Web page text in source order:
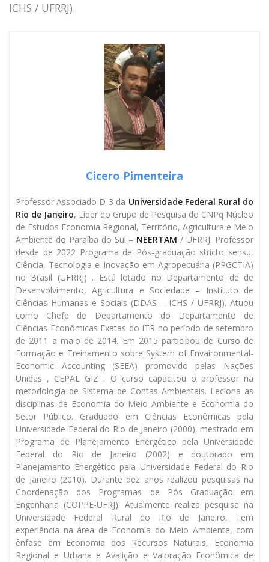
ICHS / UFRRJ).
Cicero Pimenteira
Professor Associado D-3 da Universidade Federal Rural do
Rio de Janeiro, Líder do Grupo de Pesquisa do CNPq Núcleo
de Estudos Economia Regional, Território, Agricultura e Meio
Ambiente do Paraíba do Sul – NEERTAM / UFRRJ. Professor
desde de 2022 Programa de Pós-graduação stricto sensu,
Ciência, Tecnologia e Inovação em Agropecuária (PPGCTIA)
no Brasil (UFRRJ) . Está lotado no Departamento de de
Desenvolvimento, Agricultura e Sociedade – Instituto de
Ciências Humanas e Sociais (DDAS – ICHS / UFRRJ). Atuou
como Chefe de Departamento do Departamento de
Ciências Econômicas Exatas do ITR no período de setembro
de 2011 a maio de 2014. Em 2015 participou de Curso de
Formação e Treinamento sobre System of Envaironmental-
Economic Accounting (SEEA) promovido pelas Nações
Unidas , CEPAL GIZ . O curso capacitou o professor na
metodologia de Sistema de Contas Ambientais. Leciona as
disciplinas de Economia do Meio Ambiente e Economia do
Setor Público. Graduado em Ciências Econômicas pela
Universidade Federal do Rio de Janeiro (2000), mestrado em
Programa de Planejamento Energético pela Universidade
Federal do Rio de Janeiro (2002) e doutorado em
Planejamento Energético pela Universidade Federal do Rio
de Janeiro (2010). Durante dez anos realizou pesquisas na
Coordenação dos Programas de Pós Graduação em
Engenharia (COPPE-UFRJ). Atualmente realiza pesquisa na
Universidade Federal Rural do Rio de Janeiro. Tem
experiência na área de Economia do Meio Ambiente, com
ênfase em Economia dos Recursos Naturais, Economia
Regional e Urbana e Avalição e Valoração Econômica de